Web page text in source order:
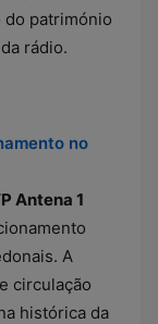
do património
rádio.
no
Antena 1
A
circulação
histórica da